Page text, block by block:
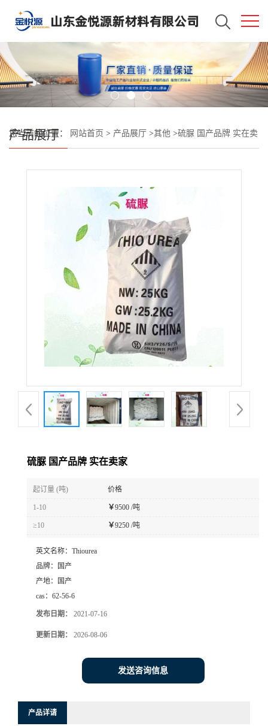
产品展厅
您当前的位置： 网站首页 > 产品展厅 >其他 >硫脲 国产品牌 实在卖
硫脲 国产品牌 实在卖家
起订量 (吨) 价格
1-10 ￥9500 /吨
≥10 ￥9250 /吨
英文名称： Thiourea
品牌：
国产
产地：
国产
cas： 62-56-6
发布日期： 2021-07-16
更新日期： 2026-08-06
发送咨询信息
产品详请